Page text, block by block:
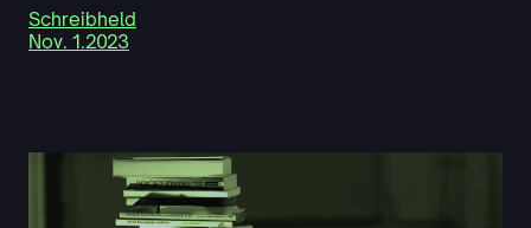
Schreibheld
Nov. 1.2023